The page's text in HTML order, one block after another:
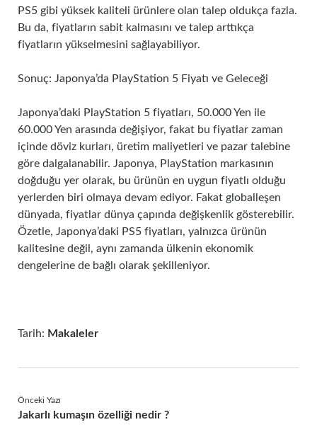
PS5 gibi yüksek kaliteli ürünlere olan talep oldukça fazla.
Bu da, fiyatların sabit kalmasını ve talep arttıkça
fiyatların yükselmesini sağlayabiliyor.
Sonuç: Japonya’da PlayStation 5 Fiyatı ve Geleceği
Japonya’daki PlayStation 5 fiyatları, 50.000 Yen ile
60.000 Yen arasında değişiyor, fakat bu fiyatlar zaman
içinde döviz kurları, üretim maliyetleri ve pazar talebine
göre dalgalanabilir. Japonya, PlayStation markasının
doğduğu yer olarak, bu ürünün en uygun fiyatlı olduğu
yerlerden biri olmaya devam ediyor. Fakat globalleşen
dünyada, fiyatlar dünya çapında değişkenlik gösterebilir.
Özetle, Japonya’daki PS5 fiyatları, yalnızca ürünün
kalitesine değil, aynı zamanda ülkenin ekonomik
dengelerine de bağlı olarak şekilleniyor.
Tarih: Makaleler
Önceki Yazı
Jakarlı kumaşın özelliği nedir ?